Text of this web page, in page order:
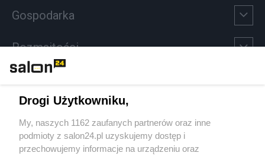
Gospodarka
Rozmaitości
Sport
Społeczeństwo
Drogi Użytkowniku,
My, naszych 1162 zaufanych partnerów oraz inne
podmioty z salon24.pl uzyskujemy dostęp i
przechowujemy informacje na urządzeniu oraz